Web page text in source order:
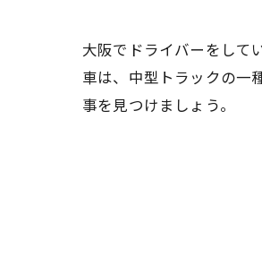
大阪でドライバーをして
車は、中型トラックの一
事を見つけましょう。